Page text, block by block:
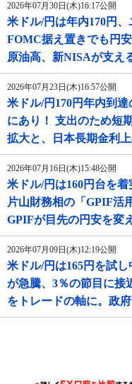
2026年07月30日(木)16:17公開
米ドル/円は年内170円、
FOMC据え置きでも円
原油高、新NISAが支え
2026年07月23日(木)16:57公開
米ドル/円170円年内到
にあり！ 支出のため短
拡大と、日本長期金利
2026年07月16日(木)15:48公開
米ドル/円は160円台を着
片山財務相の「GPIF活
GPIFが目先の円安を変
2026年07月09日(木)12:19公開
米ドル/円は165円を試
が急騰、3％の節目に接
をトレードの軸に。政